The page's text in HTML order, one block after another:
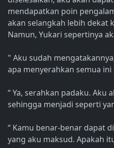
mendapatkan poin
akan selangkah lebih dekat
Namun, Yukari sepertinya
" Aku sudah
apa menyerahkan semua ini
“ Ya, serahkan padaku. Aku
sehingga menjadi seperti
“ Kamu benar-benar dapat
yang aku maksud. Apakah